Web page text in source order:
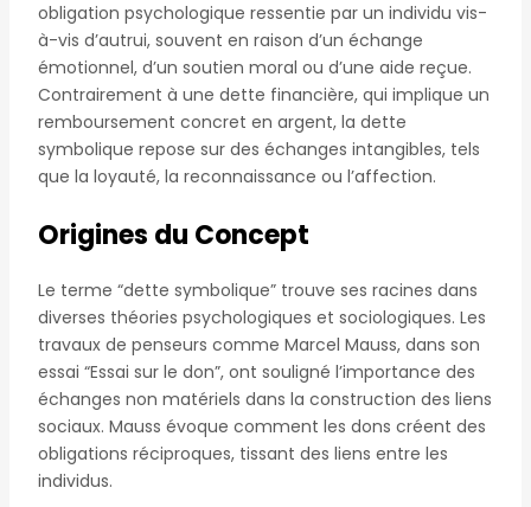
obligation psychologique ressentie par un individu vis-
à-vis d’autrui, souvent en raison d’un échange
émotionnel, d’un soutien moral ou d’une aide reçue.
Contrairement à une dette financière, qui implique un
remboursement concret en argent, la dette
symbolique repose sur des échanges intangibles, tels
que la loyauté, la reconnaissance ou l’affection.
Origines du Concept
Le terme “dette symbolique” trouve ses racines dans
diverses théories psychologiques et sociologiques. Les
travaux de penseurs comme Marcel Mauss, dans son
essai “Essai sur le don”, ont souligné l’importance des
échanges non matériels dans la construction des liens
sociaux. Mauss évoque comment les dons créent des
obligations réciproques, tissant des liens entre les
individus.